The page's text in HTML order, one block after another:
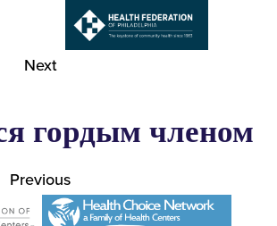
Next
гордым членом
Previous